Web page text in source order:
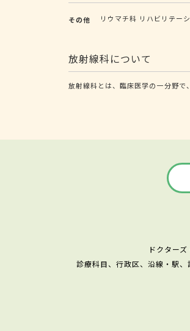
その他 リウマチ科 リハビリテー
放射線科について
放射線科とは、臨床医学の一分野で
ドクター
診療科目、行政区、沿線・駅